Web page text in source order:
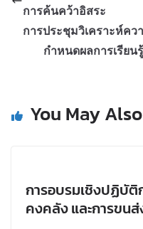
การค้นคว้าอิสระ
การประชุมวิเคราะห์คว
กำหนดผลการเรีย
You May
การอบรมเชิงปฏิบั
คงคลัง และการขนส่